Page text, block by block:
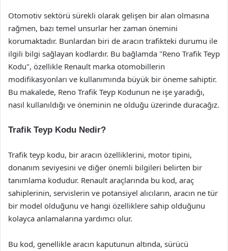
Otomotiv sektörü sürekli olarak gelişen bir alan olmasına
rağmen, bazı temel unsurlar her zaman önemini
korumaktadır. Bunlardan biri de aracın trafikteki durumu ile
ilgili bilgi sağlayan kodlardır. Bu bağlamda "Reno Trafik Teyp
Kodu", özellikle Renault marka otomobillerin
modifikasyonları ve kullanımında büyük bir öneme sahiptir.
Bu makalede, Reno Trafik Teyp Kodunun ne işe yaradığı,
nasıl kullanıldığı ve öneminin ne olduğu üzerinde duracağız.
Trafik Teyp Kodu Nedir?
Trafik teyp kodu, bir aracın özelliklerini, motor tipini,
donanım seviyesini ve diğer önemli bilgileri belirten bir
tanımlama kodudur. Renault araçlarında bu kod, araç
sahiplerinin, servislerin ve potansiyel alıcıların, aracın ne tür
bir model olduğunu ve hangi özelliklere sahip olduğunu
kolayca anlamalarına yardımcı olur.
Bu kod, genellikle aracın kaputunun altında, sürücü